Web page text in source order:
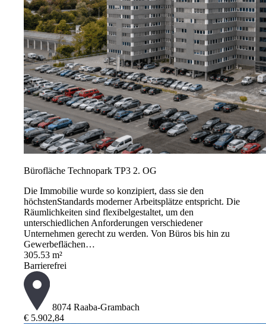
Bürofläche Technopark TP3 2. OG
Die Immobilie wurde so konzipiert, dass sie den
höchstenStandards moderner Arbeitsplätze entspricht. Die
Räumlichkeiten sind flexibelgestaltet, um den
unterschiedlichen Anforderungen verschiedener
Unternehmen gerecht zu werden. Von Büros bis hin zu
Gewerbeflächen…
305.53 m²
Barrierefrei
8074 Raaba-Grambach
€ 5.902,84